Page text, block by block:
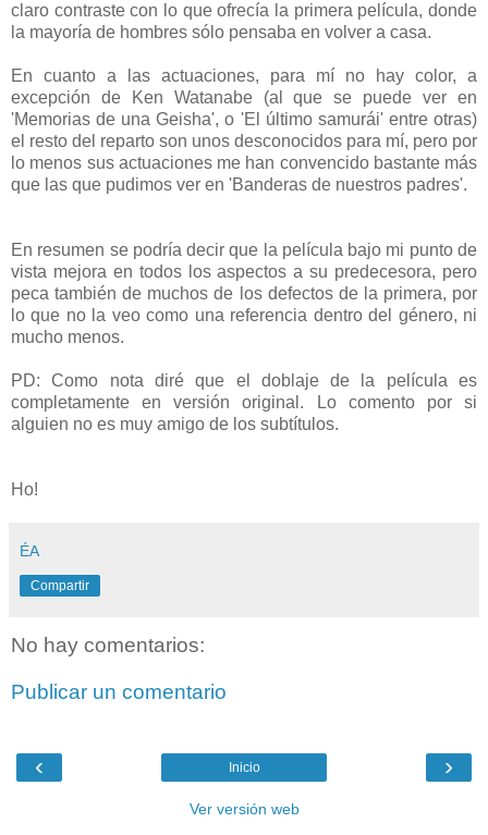
claro contraste con lo que ofrecía la primera película, donde
la mayoría de hombres sólo pensaba en volver a casa.
En cuanto a las actuaciones, para mí no hay color, a
excepción de Ken Watanabe (al que se puede ver en
'Memorias de una Geisha', o 'El último samurái' entre otras)
el resto del reparto son unos desconocidos para mí, pero por
lo menos sus actuaciones me han convencido bastante más
que las que pudimos ver en 'Banderas de nuestros padres'.
En resumen se podría decir que la película bajo mi punto de
vista mejora en todos los aspectos a su predecesora, pero
peca también de muchos de los defectos de la primera, por
lo que no la veo como una referencia dentro del género, ni
mucho menos.
PD: Como nota diré que el doblaje de la película es
completamente en versión original. Lo comento por si
alguien no es muy amigo de los subtítulos.
Ho!
ÉA
Compartir
No hay comentarios:
Publicar un comentario
‹ ›
Inicio
Ver versión web